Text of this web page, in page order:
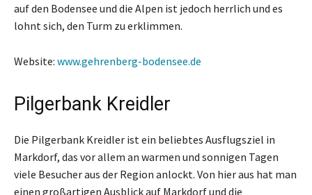
auf den Bodensee und die Alpen ist jedoch herrlich und es
lohnt sich, den Turm zu erklimmen.
Website: www.gehrenberg-bodensee.de
Pilgerbank Kreidler
Die Pilgerbank Kreidler ist ein beliebtes Ausflugsziel in
Markdorf, das vor allem an warmen und sonnigen Tagen
viele Besucher aus der Region anlockt. Von hier aus hat man
einen großartigen Ausblick auf Markdorf und die